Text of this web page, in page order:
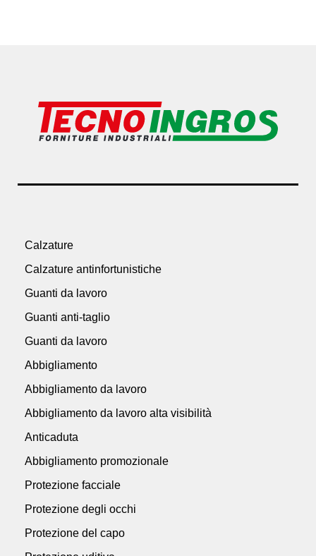
Calzature
Calzature antinfortunistiche
Guanti da lavoro
Guanti anti-taglio
Guanti da lavoro
Abbigliamento
Abbigliamento da lavoro
Abbigliamento da lavoro alta visibilità
Anticaduta
Abbigliamento promozionale
Protezione facciale
Protezione degli occhi
Protezione del capo